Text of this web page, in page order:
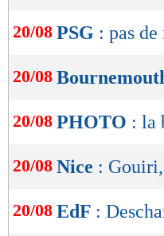
20/08 PSG : pas
20/08
20/08 PHOTO : la
20/08 Nice :
20/08 EdF :